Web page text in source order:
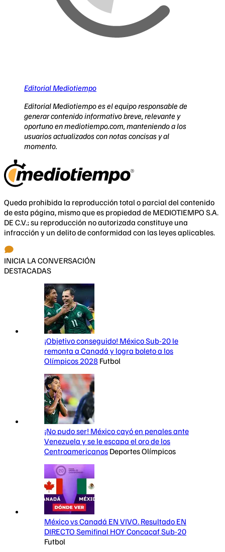
Editorial Mediotiempo
Editorial Mediotiempo es el equipo responsable de
generar contenido informativo breve, relevante y
oportuno en mediotiempo.com, manteniendo a los
usuarios actualizados con notas concisas y al
momento.
Queda prohibida la reproducción total o parcial del contenido
de esta página, mismo que es propiedad de MEDIOTIEMPO S.A.
DE C.V.; su reproducción no autorizada constituye una
infracción y un delito de conformidad con las leyes aplicables.
INICIA LA CONVERSACIÓN
DESTACADAS
¡Objetivo conseguido! México Sub-20 le
remonta a Canadá y logra boleto a los
Olímpicos 2028 Futbol
¡No pudo ser! México cayó en penales ante
Venezuela y se le escapa el oro de los
Centroamericanos Deportes Olímpicos
México vs Canadá EN VIVO. Resultado EN
DIRECTO Semifinal HOY Concacaf Sub-20
Futbol